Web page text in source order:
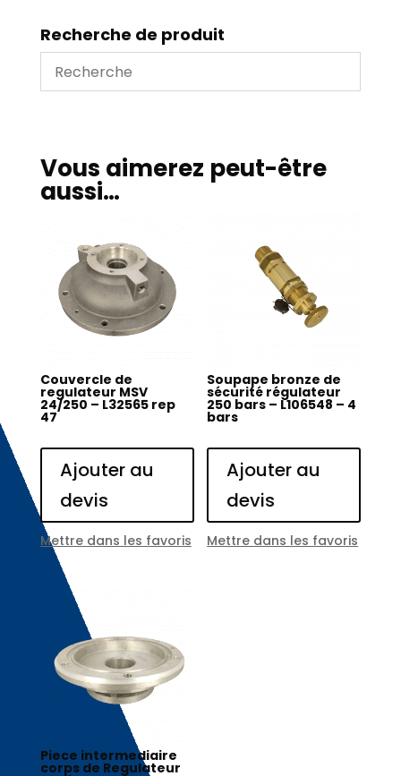
Recherche de produit
Vous aimerez peut-être
aussi…
Couvercle de
regulateur MSV
24/250 – L32565 rep
47
Ajouter au
devis
Mettre dans les favoris
Soupape bronze de
sécurité régulateur
250 bars – L106548 – 4
bars
Ajouter au
devis
Mettre dans les favoris
Piece intermediaire
corps de Regulateur